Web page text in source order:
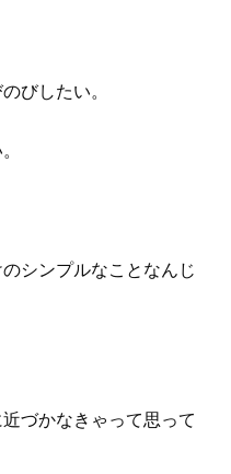
びしたい。
シンプルなことなんじ
づかなきゃって思って